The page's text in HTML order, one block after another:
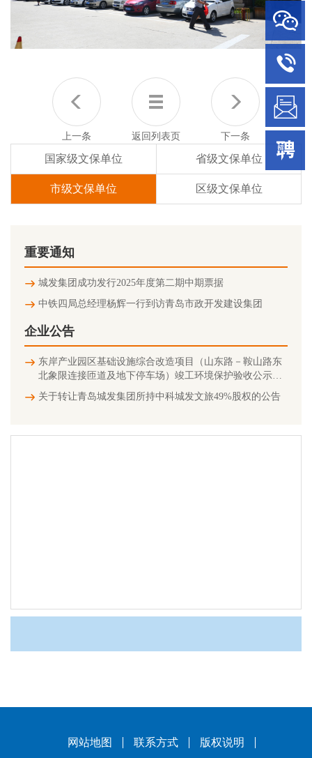
上一条 返回列表页 下一条
国家级文保单位 省级文保单位
市级文保单位 区级文保单位
重要通知
城发集团成功发行2025年度第二期中期票据
中铁四局总经理杨辉一行到访青岛市政开发建设集团
企业公告
东岸产业园区基础设施综合改造项目（山东路－鞍山路东
北象限连接匝道及地下停车场）竣工环境保护验收公示信
息
关于转让青岛城发集团所持中科城发文旅49%股权的公告
网站地图 联系方式 版权说明